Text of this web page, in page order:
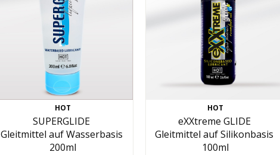
HOT
SUPERGLIDE
Gleitmittel auf Wasserbasis
200ml
HOT
eXXtreme GLIDE
Gleitmittel auf Silikonbasis
100ml